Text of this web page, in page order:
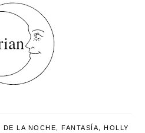
DE LA NOCHE FANTASÍA
HOLLY